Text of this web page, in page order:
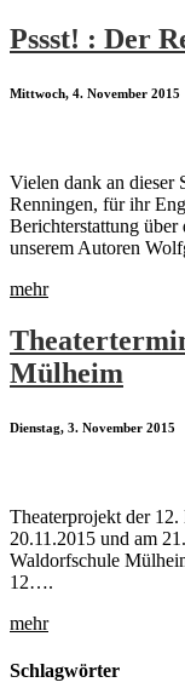
Pssst! : Der
Mittwoch, 4. November 2015
Vielen dank an dieser
Renningen, für ihr
Berichterstattung
unserem Autoren
mehr
Mülheim
Dienstag, 3. November 2015
Theaterprojekt der
20.11.2015 und am
Waldorfschule
12….
mehr
Schlagwörter